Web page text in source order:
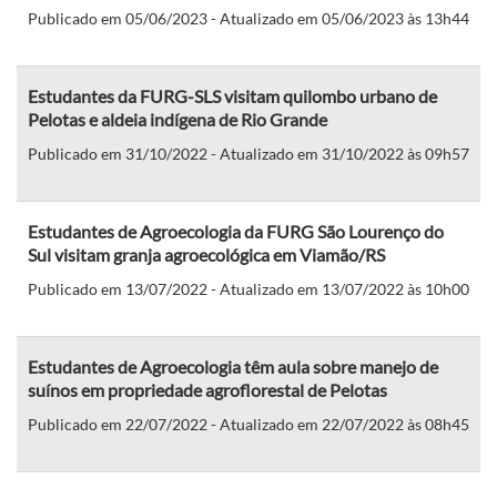
Publicado em 05/06/2023 - Atualizado em 05/06/2023 às 13h44
Estudantes da FURG-SLS visitam quilombo urbano de
Pelotas e aldeia indígena de Rio Grande
Publicado em 31/10/2022 - Atualizado em 31/10/2022 às 09h57
Estudantes de Agroecologia da FURG São Lourenço do
Sul visitam granja agroecológica em Viamão/RS
Publicado em 13/07/2022 - Atualizado em 13/07/2022 às 10h00
Estudantes de Agroecologia têm aula sobre manejo de
suínos em propriedade agroflorestal de Pelotas
Publicado em 22/07/2022 - Atualizado em 22/07/2022 às 08h45